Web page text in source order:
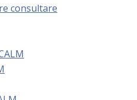
consultare